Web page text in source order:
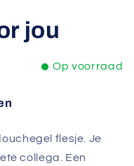
jou
Op voorraad
flesje. Je
collega. Een